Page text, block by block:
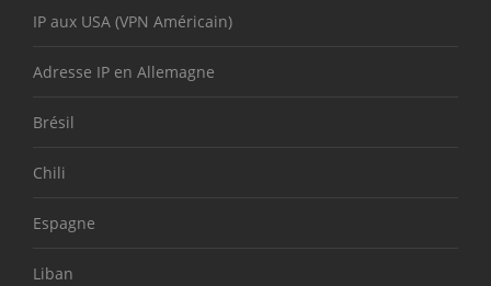
IP aux USA (VPN Américain)
Adresse IP en Allemagne
Brésil
Chili
Espagne
Liban